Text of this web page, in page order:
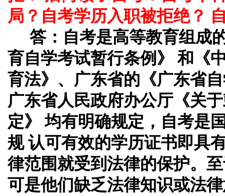
局？自考学历入职被拒绝？
答： 自考是高等教育组成
育自学考试暂行条例》 和《
育法》、广东省的《广东省
广东省人民政府办公厅《关
定》 均有明确规定，自考是
规 认可有效的学历证书即具
律范围就受到法律的保护。
可是他们缺乏法律知识或法